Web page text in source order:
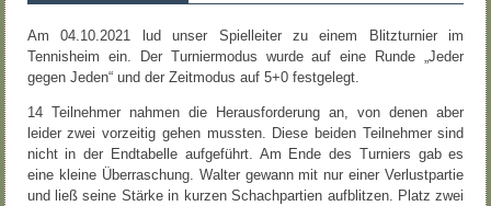
Am 04.10.2021 lud unser Spielleiter zu einem Blitzturnier im
Tennisheim ein. Der Turniermodus wurde auf eine Runde „Jeder
gegen Jeden“ und der Zeitmodus auf 5+0 festgelegt.
14 Teilnehmer nahmen die Herausforderung an, von denen aber
leider zwei vorzeitig gehen mussten. Diese beiden Teilnehmer sind
nicht in der Endtabelle aufgeführt. Am Ende des Turniers gab es
eine kleine Überraschung. Walter gewann mit nur einer Verlustpartie
und ließ seine Stärke in kurzen Schachpartien aufblitzen. Platz zwei